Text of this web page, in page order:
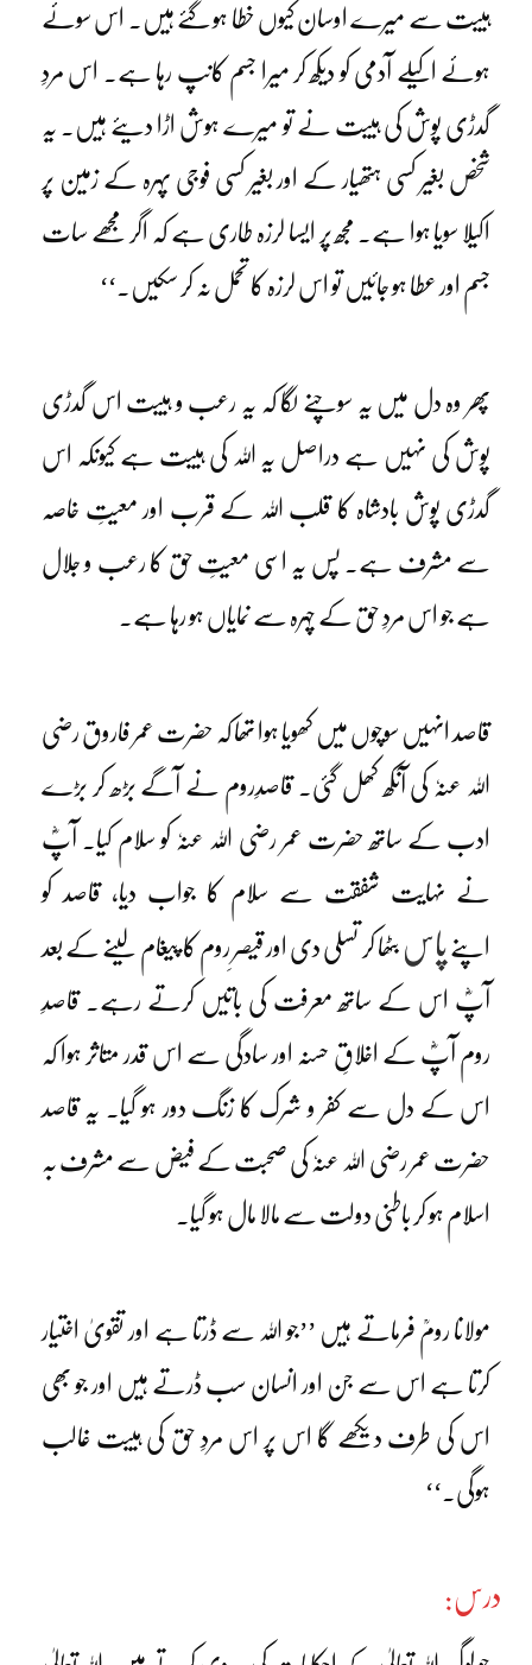
ہیبت سے میرے اوسان کیوں خطا ہو گئے ہیں۔ اس سوئے
ہوئے اکیلے آدمی کو دیکھ کر میرا جسم کانپ رہا ہے۔ اس مردِ
گدڑی پوش کی ہیبت نے تو میرے ہوش اڑا دیئے ہیں۔ یہ
شخص بغیر کسی ہتھیار کے اور بغیر کسی فوجی پہرہ کے زمین پر
اکیلا سویا ہوا ہے۔ مجھ پر ایسا لرزہ طاری ہے کہ اگر مجھے سات
جسم اور عطا ہو جائیں تو اس لرزہ کا تحمل نہ کر سکیں۔‘‘
پھر وہ دل میں یہ سوچنے لگا کہ یہ رعب و ہیبت اس گدڑی
پوش کی نہیں ہے دراصل یہ اللہ کی ہیبت ہے کیونکہ اس
گدڑی پوش بادشاہ کا قلب اللہ کے قرب اور معیتِ خاصہ
سے مشرف ہے۔ پس یہ اسی معیتِ حق کا رعب و جلال
ہے جو اس مردِ حق کے چہرہ سے نمایاں ہو رہا ہے۔
قاصد انہیں سوچوں میں کھویا ہوا تھا کہ حضرت عمر فاروق رضی
اللہ عنہٗ کی آنکھ کھل گئی۔ قاصدِروم نے آگے بڑھ کر بڑے
ادب کے ساتھ حضرت عمر رضی اللہ عنہٗ کو سلام کیا۔ آپؓ
نے نہایت شفقت سے سلام کا جواب دیا، قاصد کو
اپنے پاس بٹھا کر تسلی دی اور قیصرِ روم کا پیغام لینے کے بعد
آپؓ اس کے ساتھ معرفت کی باتیں کرتے رہے۔ قاصدِ
روم آپؓ کے اخلاقِ حسنہ اور سادگی سے اس قدر متاثر ہوا کہ
اس کے دل سے کفر و شرک کا زنگ دور ہو گیا۔ یہ قاصد
حضرت عمر رضی اللہ عنہٗ کی صحبت کے فیض سے مشرف بہ
اسلام ہو کر باطنی دولت سے مالا مال ہو گیا۔
مولانا رومؒ فرماتے ہیں ’’جو اللہ سے ڈرتا ہے اور تقویٰ اختیار
کرتا ہے اس سے جن اور انسان سب ڈرتے ہیں اور جو بھی
اس کی طرف دیکھے گا اس پر اس مردِ حق کی ہیبت غالب
ہوگی۔‘‘
درس: